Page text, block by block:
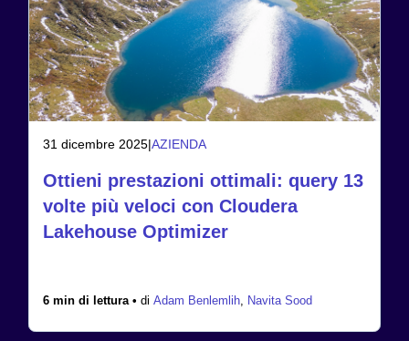
31 dicembre 2025|AZIENDA
Ottieni prestazioni ottimali: query 13
volte più veloci con Cloudera
Lakehouse Optimizer
6 min di lettura • di Adam Benlemlih, Navita Sood